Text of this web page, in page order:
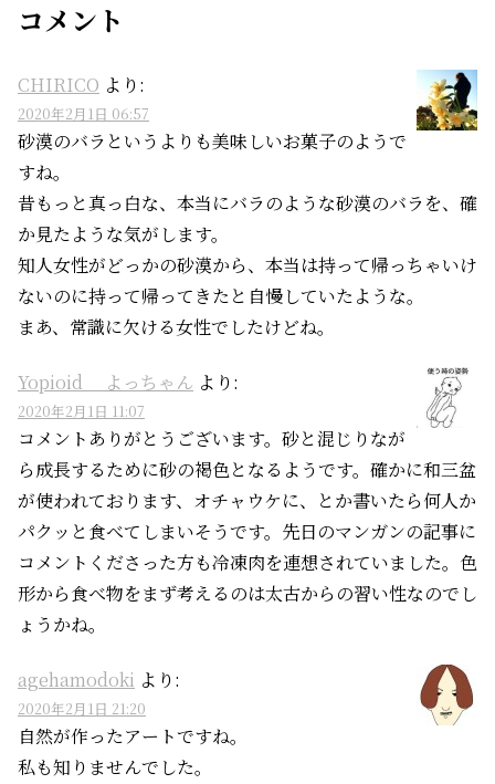
コメント
CHIRICO より:
2020年2月1日 06:57
砂漠のバラというよりも美味しいお菓子のようで
すね。
昔もっと真っ白な、本当にバラのような砂漠のバラを、確
か見たような気がします。
知人女性がどっかの砂漠から、本当は持って帰っちゃいけ
ないのに持って帰ってきたと自慢していたような。
まあ、常識に欠ける女性でしたけどね。
Yopioid よっちゃん より:
2020年2月1日 11:07
コメントありがとうございます。砂と混じりなが
ら成長するために砂の褐色となるようです。確かに和三盆
が使われております、オチャウケに、とか書いたら何人か
パクッと食べてしまいそうです。先日のマンガンの記事に
コメントくださった方も冷凍肉を連想されていました。色
形から食べ物をまず考えるのは太古からの習い性なのでし
ょうかね。
agehamodoki より:
2020年2月1日 21:20
自然が作ったアートですね。
私も知りませんでした。